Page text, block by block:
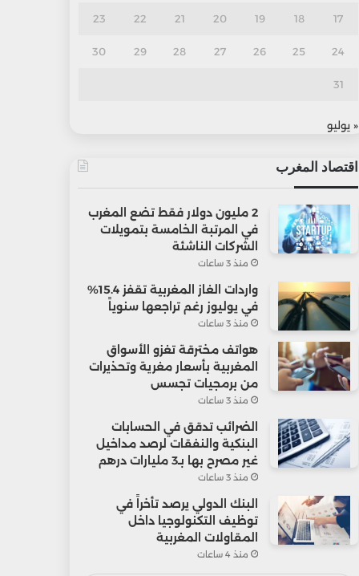
17
18
19
20
21
22
23
24
25
26
27
28
29
30
31
« يوليو
اقتصاد المغرب
2 مليون دولار فقط تضع المغرب
في المرتبة الخامسة بتمويلات
الشركات الناشئة
منذ 3 ساعات
واردات الغاز المغربية تقفز 15.4%
في يوليوز رغم تراجعها سنوياً
منذ 3 ساعات
هواتف مخترقة تغزو الأسواق
المغربية بأسعار مغرية وتحذيرات
من برمجيات تجسس
منذ 3 ساعات
الضرائب تدقق في الحسابات
البنكية والنفقات لرصد مداخيل
غير مصرح بها بـ3 مليارات درهم
منذ 3 ساعات
البنك الدولي يرصد تأخراً في
توظيف التكنولوجيا داخل
المقاولات المغربية
منذ 4 ساعات